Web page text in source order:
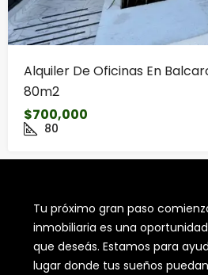
Alquiler De Oficinas En
80m2
$700,000
80
Tu próximo gran paso
inmobiliaria es una
que deseás. Estamos para
lugar donde tus sueños